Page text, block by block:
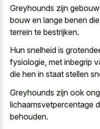
Greyhounds zijn
bouw en lange benen
terrein te bestrijken.
Hun snelheid is
fysiologie, met inbegrip
die hen in staat stellen
Greyhounds zijn ook
lichaamsvetpercentage
behouden.